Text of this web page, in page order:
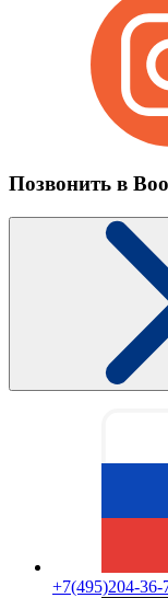
Позвонить в
+7(495)204-36-